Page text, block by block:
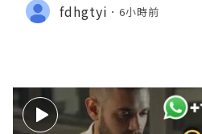
fdhgtyi 6小時前